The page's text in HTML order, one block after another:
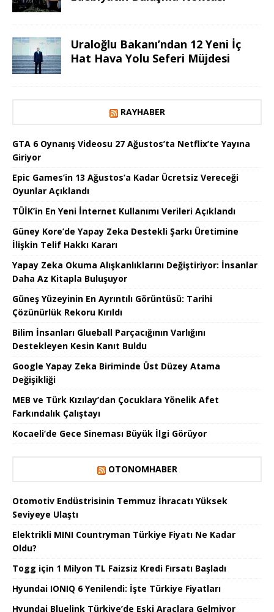
Uraloğlu Bakanı’ndan 12 Yeni İç
Hat Hava Yolu Seferi Müjdesi
RAYHABER
GTA 6 Oynanış Videosu 27 Ağustos’ta Netflix’te Yayına
Giriyor
Epic Games’in 13 Ağustos’a Kadar Ücretsiz Vereceği
Oyunlar Açıklandı
TÜİK’in En Yeni İnternet Kullanımı Verileri Açıklandı
Güney Kore’de Yapay Zeka Destekli Şarkı Üretimine
İlişkin Telif Hakkı Kararı
Yapay Zeka Okuma Alışkanlıklarını Değiştiriyor: İnsanlar
Daha Az Kitapla Buluşuyor
Güneş Yüzeyinin En Ayrıntılı Görüntüsü: Tarihi
Çözünürlük Rekoru Kırıldı
Bilim İnsanları Glueball Parçacığının Varlığını
Destekleyen Kesin Kanıt Buldu
Google Yapay Zeka Biriminde Üst Düzey Atama
Değişikliği
MEB ve Türk Kızılay’dan Çocuklara Yönelik Afet
Farkındalık Çalıştayı
Kocaeli’de Gece Sineması Büyük İlgi Görüyor
OTONOMHABER
Otomotiv Endüstrisinin Temmuz İhracatı Yüksek
Seviyeye Ulaştı
Elektrikli MINI Countryman Türkiye Fiyatı Ne Kadar
Oldu?
Togg için 1 Milyon TL Faizsiz Kredi Fırsatı Başladı
Hyundai IONIQ 6 Yenilendi: İşte Türkiye Fiyatları
Hyundai Bluelink Türkiye’de Eski Araçlara Gelmiyor